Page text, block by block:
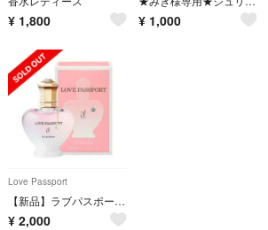
¥ 1,800 ¥ 1,000
Love Passport
【新品】ラブパスポート♡イット
¥ 2,000